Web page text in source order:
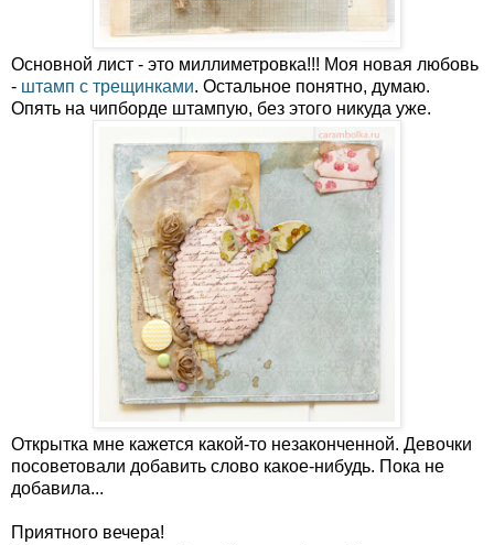
Основной лист - это миллиметровка!!! Моя новая любовь
- штамп с трещинками. Остальное понятно, думаю.
Опять на чипборде штампую, без этого никуда уже.
Открытка мне кажется какой-то незаконченной. Девочки
посоветовали добавить слово какое-нибудь. Пока не
добавила...
Приятного вечера!